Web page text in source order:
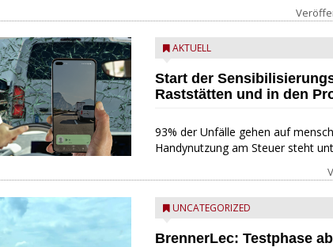
AKTUELL
Start der
Raststätten und in den
93% der Unfälle gehen auf
Handynutzung am Steuer steht
UNCATEGORIZED
BrennerLec: Testphase